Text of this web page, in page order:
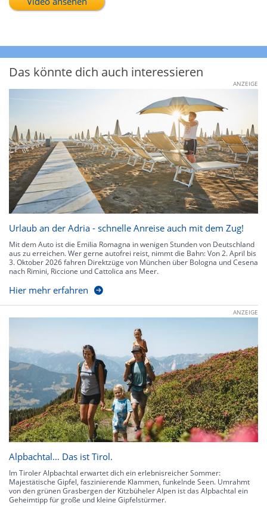
Das könnte dich auch interessieren
ANZEIGE
Urlaub an der Adria - schnelle Anreise auch mit dem Zug!
Mit dem Auto ist die Emilia Romagna in wenigen Stunden von Deutschland
aus zu erreichen. Wer gerne autofrei reist, nimmt die Bahn: Von 2. April bis
3. Oktober 2026 fahren Direktzüge von München über Bologna und Cesena
nach Rimini, Riccione und Cattolica ans Meer.
Hier mehr erfahren
ANZEIGE
Alpbachtal… Das ist Tirol.
Im Tiroler Alpbachtal erwartet dich ein erlebnisreicher Sommer:
Majestätische Gipfel, faszinierende Klammen, funkelnde Seen. Umrahmt
von den grünen Grasbergen der Kitzbüheler Alpen ist das Alpbachtal ein
Geheimtipp für große und kleine Gipfelstürmer.